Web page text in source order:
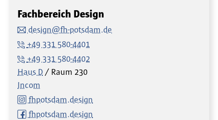
Fachbereich Design
design@fh-potsdam.de
+49 331 580-4401
+49 331 580-4402
Haus D
Raum 230
Incom
fhpotsdam.design
fhpotsdam.design